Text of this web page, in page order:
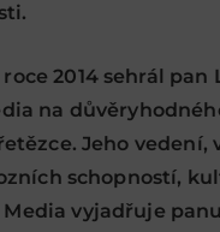
2014 sehrál pan
na
Jeho vedení,
schopností,
vyjadřuje